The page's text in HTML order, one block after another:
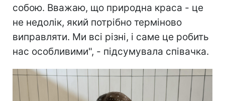
собою. Вважаю, що природна краса - це
не недолік, який потрібно терміново
виправляти. Ми всі різні, і саме це робить
нас особливими", - підсумувала співачка.